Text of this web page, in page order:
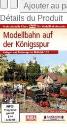
Détails du Produit